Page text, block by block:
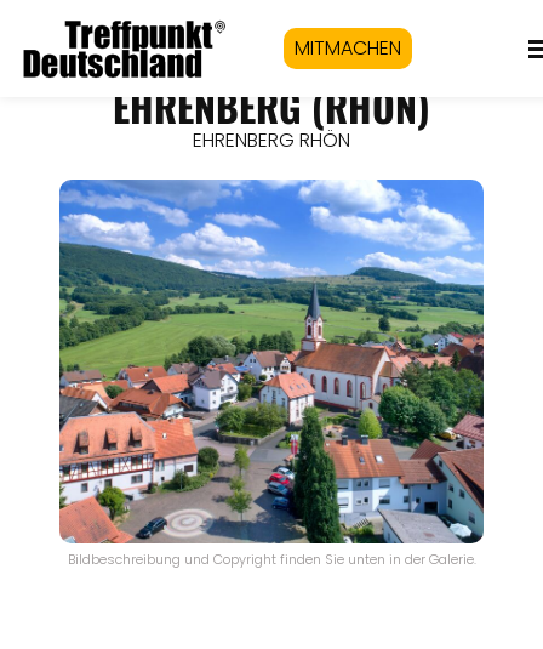
MITMACHEN
EHRENBERG (RHÖN)
EHRENBERG RHÖN
Bildbeschreibung und Copyright finden Sie unten in der Galerie.